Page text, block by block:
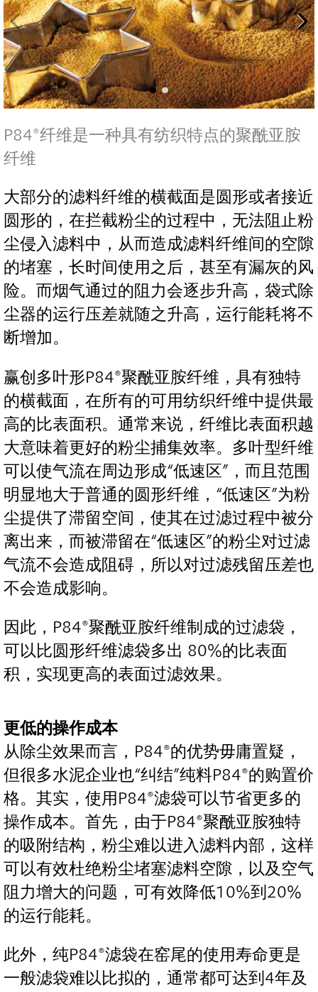
P84®纤维是一种具有纺织特点的聚酰亚胺
纤维
大部分的滤料纤维的横截面是圆形或者接近
圆形的，在拦截粉尘的过程中，无法阻止粉
尘侵入滤料中，从而造成滤料纤维间的空隙
的堵塞，长时间使用之后，甚至有漏灰的风
险。而烟气通过的阻力会逐步升高，袋式除
尘器的运行压差就随之升高，运行能耗将不
断增加。
赢创多叶形P84®聚酰亚胺纤维，具有独特
的横截面，在所有的可用纺织纤维中提供最
高的比表面积。通常来说，纤维比表面积越
大意味着更好的粉尘捕集效率。多叶型纤维
可以使气流在周边形成“低速区”，而且范围
明显地大于普通的圆形纤维，“低速区”为粉
尘提供了滞留空间，使其在过滤过程中被分
离出来，而被滞留在“低速区”的粉尘对过滤
气流不会造成阻碍，所以对过滤残留压差也
不会造成影响。
因此，P84®聚酰亚胺纤维制成的过滤袋，
可以比圆形纤维滤袋多出 80%的比表面
积，实现更高的表面过滤效果。
更低的操作成本
从除尘效果而言，P84®的优势毋庸置疑，
但很多水泥企业也“纠结”纯料P84®的购置价
格。其实，使用P84®滤袋可以节省更多的
操作成本。首先，由于P84®聚酰亚胺独特
的吸附结构，粉尘难以进入滤料内部，这样
可以有效杜绝粉尘堵塞滤料空隙，以及空气
阻力增大的问题，可有效降低10%到20%
的运行能耗。
此外，纯P84®滤袋在窑尾的使用寿命更是
一般滤袋难以比拟的，通常都可达到4年及